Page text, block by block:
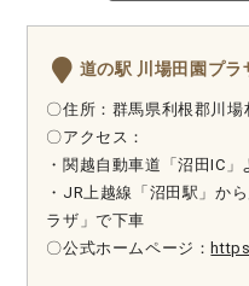
道の駅 川場田園プラ
〇住所：群馬県利根郡川場
〇アクセス：
・関越自動車道「沼田IC
・JR上越線「沼田駅」か
ラザ」で下車
〇公式ホームページ：